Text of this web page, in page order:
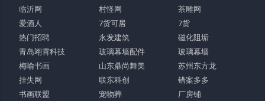
临沂网
村怪网
茶雕网
爱酒人
7货可居
7货
热门招聘
永发建筑
磁化阻垢
青岛翊霄科技
玻璃幕墙配件
玻璃幕墙
梅喻书画
山东鼎尚舞美
苏州东方龙
挂失网
联东科创
错案多多
书画联盟
宠物葬
厂房铺